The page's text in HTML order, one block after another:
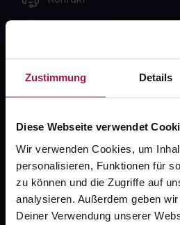
Zustimmung Details
Diese Webseite verwendet
Wir verwenden Cookies, um
personalisieren, Funktionen für
zu können und die Zugriffe auf
analysieren. Außerdem geben
Deiner Verwendung unserer
gesund.de
Über uns
Karriere
Newsletter